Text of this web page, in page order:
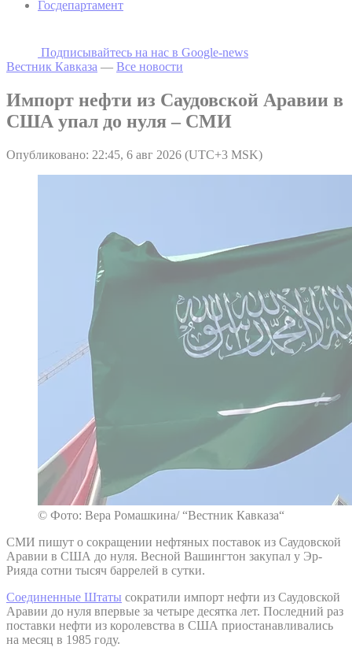
Госдепартамент
Подписывайтесь на наc в Google-news
Вестник Кавказа — Все новости
Импорт нефти из Саудовской Аравии в
США упал до нуля – СМИ
Опубликовано: 22:45, 6 авг 2026 (UTC+3 MSK)
© Фото: Вера Ромашкина/ “Вестник Кавказа“
СМИ пишут о сокращении нефтяных поставок из Саудовской
Аравии в США до нуля. Весной Вашингтон закупал у Эр-
Рияда сотни тысяч баррелей в сутки.
Соединенные Штаты сократили импорт нефти из Саудовской
Аравии до нуля впервые за четыре десятка лет. Последний раз
поставки нефти из королевства в США приостанавливались
на месяц в 1985 году.